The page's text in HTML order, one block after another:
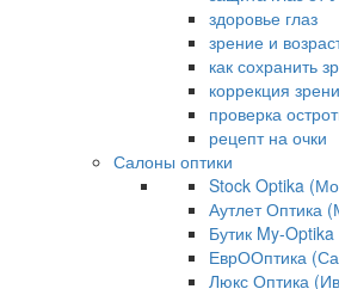
здоровье глаз
зрение и
как сохранить
коррекция
проверка
рецепт на очки
Салоны оптики
Stock Optika
Аутлет Оптика
Бутик My-
ЕврООптика
Люкс Оптика